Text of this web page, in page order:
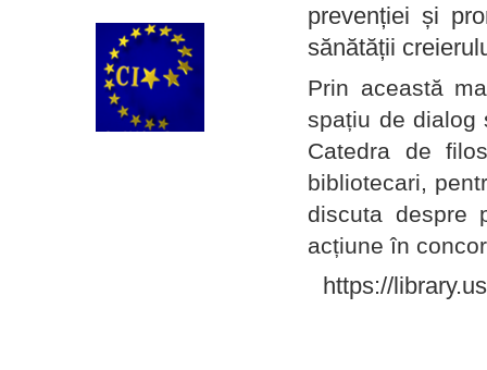
prevenției și
sănătății
Prin această
spațiu de dialog
Catedra de
bibliotecari,
discuta despre
acțiune în
https://